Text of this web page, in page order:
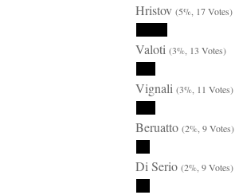
Hristov (5%, 17 Votes)
Valoti (3%, 13 Votes)
Vignali (3%, 11 Votes)
Beruatto (2%, 9 Votes)
Di Serio (2%, 9 Votes)